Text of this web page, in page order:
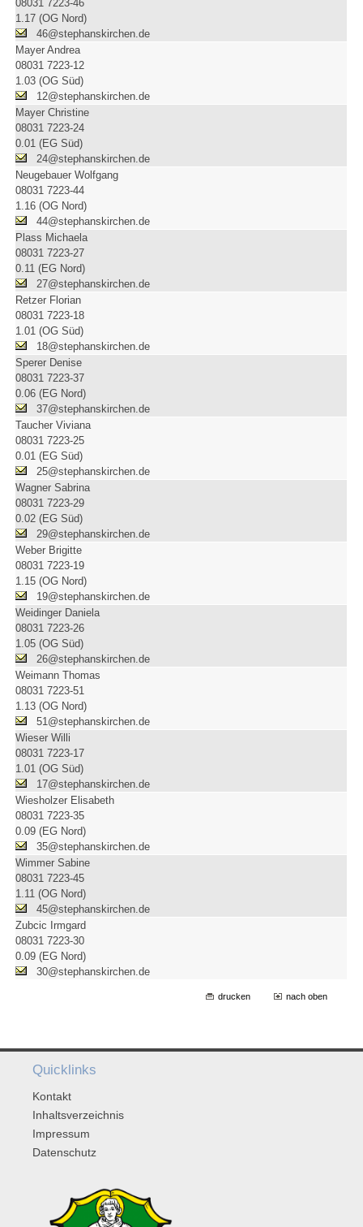
08031 7223-46
1.17 (OG Nord)
46@stephanskirchen.de
Mayer Andrea
08031 7223-12
1.03 (OG Süd)
12@stephanskirchen.de
Mayer Christine
08031 7223-24
0.01 (EG Süd)
24@stephanskirchen.de
Neugebauer Wolfgang
08031 7223-44
1.16 (OG Nord)
44@stephanskirchen.de
Plass Michaela
08031 7223-27
0.11 (EG Nord)
27@stephanskirchen.de
Retzer Florian
08031 7223-18
1.01 (OG Süd)
18@stephanskirchen.de
Sperer Denise
08031 7223-37
0.06 (EG Nord)
37@stephanskirchen.de
Taucher Viviana
08031 7223-25
0.01 (EG Süd)
25@stephanskirchen.de
Wagner Sabrina
08031 7223-29
0.02 (EG Süd)
29@stephanskirchen.de
Weber Brigitte
08031 7223-19
1.15 (OG Nord)
19@stephanskirchen.de
Weidinger Daniela
08031 7223-26
1.05 (OG Süd)
26@stephanskirchen.de
Weimann Thomas
08031 7223-51
1.13 (OG Nord)
51@stephanskirchen.de
Wieser Willi
08031 7223-17
1.01 (OG Süd)
17@stephanskirchen.de
Wiesholzer Elisabeth
08031 7223-35
0.09 (EG Nord)
35@stephanskirchen.de
Wimmer Sabine
08031 7223-45
1.11 (OG Nord)
45@stephanskirchen.de
Zubcic Irmgard
08031 7223-30
0.09 (EG Nord)
30@stephanskirchen.de
drucken nach oben
Quicklinks
Kontakt
Inhaltsverzeichnis
Impressum
Datenschutz